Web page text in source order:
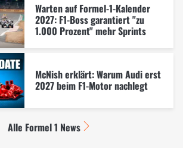
Warten auf Formel-1-Kalender
2027: F1-Boss garantiert "zu
1.000 Prozent" mehr Sprints
McNish erklärt: Warum Audi erst
2027 beim F1-Motor nachlegt
Alle Formel 1 News